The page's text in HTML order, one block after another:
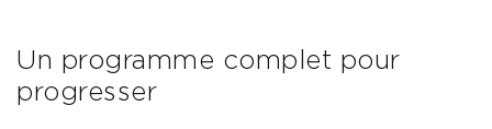
Un programme complet pour
progresser